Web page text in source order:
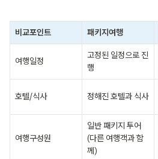
비교포인트 패키지여행
여행일정
고정된 일정으로 진
행
호텔/식사 정해진 호텔과 식사
여행구성원
일반 패키지 투어
(다른 여행객과 함
께)